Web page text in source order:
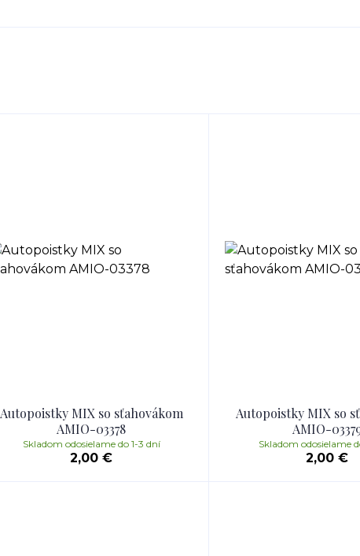
Autopoistky MIX so sťahovákom
AMIO-03378
2,00 €
Skladom odosielame do 1-3 dní
Autopoistky MIX so
AMIO-
2,00 €
Skladom odosielame